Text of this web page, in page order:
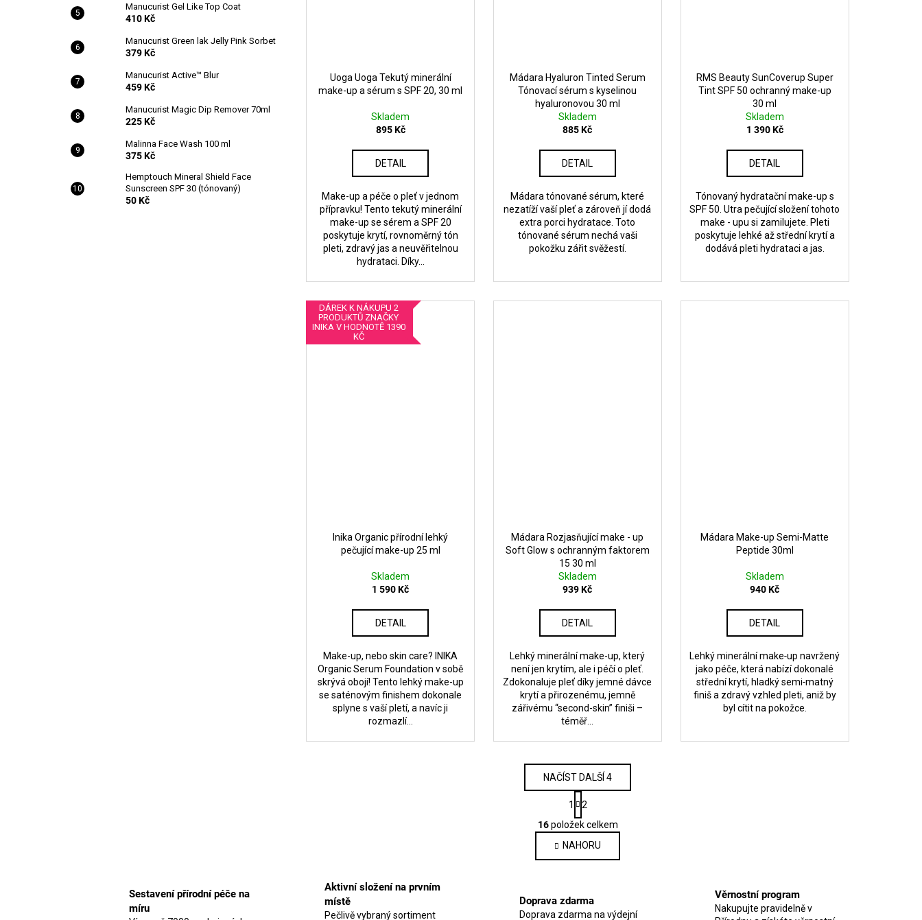
Manucurist Gel Like Top Coat
410 Kč
Manucurist Green lak Jelly Pink Sorbet
379 Kč
Manucurist Active™ Blur
459 Kč
Manucurist Magic Dip Remover 70ml
225 Kč
Malinna Face Wash 100 ml
375 Kč
Hemptouch Mineral Shield Face
Sunscreen SPF 30 (tónovaný)
50 Kč
Uoga Uoga Tekutý minerální
make-up a sérum s SPF 20, 30 ml
Skladem
895 Kč
DETAIL
Make-up a péče o pleť v jednom
přípravku! Tento tekutý minerální
make-up se sérem a SPF 20
poskytuje krytí, rovnoměrný tón
pleti, zdravý jas a neuvěřitelnou
hydrataci. Díky...
Mádara Hyaluron Tinted Serum
Tónovací sérum s kyselinou
hyaluronovou 30 ml
Skladem
885 Kč
DETAIL
Mádara tónované sérum, které
nezatíží vaší pleť a zároveň jí dodá
extra porci hydratace. Toto
tónované sérum nechá vaši
pokožku zářit svěžestí.
RMS Beauty SunCoverup Super
Tint SPF 50 ochranný make-up
30 ml
Skladem
1 390 Kč
DETAIL
Tónovaný hydratační make-up s
SPF 50. Utra pečující složení tohoto
make - upu si zamilujete. Pleti
poskytuje lehké až střední krytí a
dodává pleti hydrataci a jas.
DÁREK K NÁKUPU 2
PRODUKTŮ ZNAČKY
INIKA V HODNOTĚ 1390
KČ
Inika Organic přírodní lehký
pečující make-up 25 ml
Skladem
1 590 Kč
DETAIL
Make-up, nebo skin care? INIKA
Organic Serum Foundation v sobě
skrývá obojí! Tento lehký make-up
se saténovým finishem dokonale
splyne s vaší pletí, a navíc ji
rozmazlí...
Mádara Rozjasňující make - up
Soft Glow s ochranným faktorem
15 30 ml
Skladem
939 Kč
DETAIL
Lehký minerální make-up, který
není jen krytím, ale i péčí o pleť.
Zdokonaluje pleť díky jemné dávce
krytí a přirozenému, jemně
zářivému “second-skin” finiši –
téměř...
Mádara Make-up Semi-Matte
Peptide 30ml
Skladem
940 Kč
DETAIL
Lehký minerální make‑up navržený
jako péče, která nabízí dokonalé
střední krytí, hladký semi‑matný
finiš a zdravý vzhled pleti, aniž by
byl cítit na pokožce.
O
v
l
á
c
NAČÍST DALŠÍ 4
S
t
r
á
n
k
á
n
1
2
16položek celkem
NAHORU
Sestavení přírodní péče na
míru
Aktivní složení na prvním
místě
Pečlivě vybraný sortiment
Doprava zdarma
Doprava zdarma na výdejní
Věrnostní program
Nakupujte pravidelně v